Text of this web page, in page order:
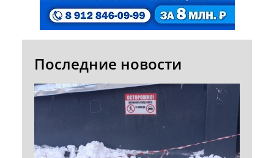
Последние новости